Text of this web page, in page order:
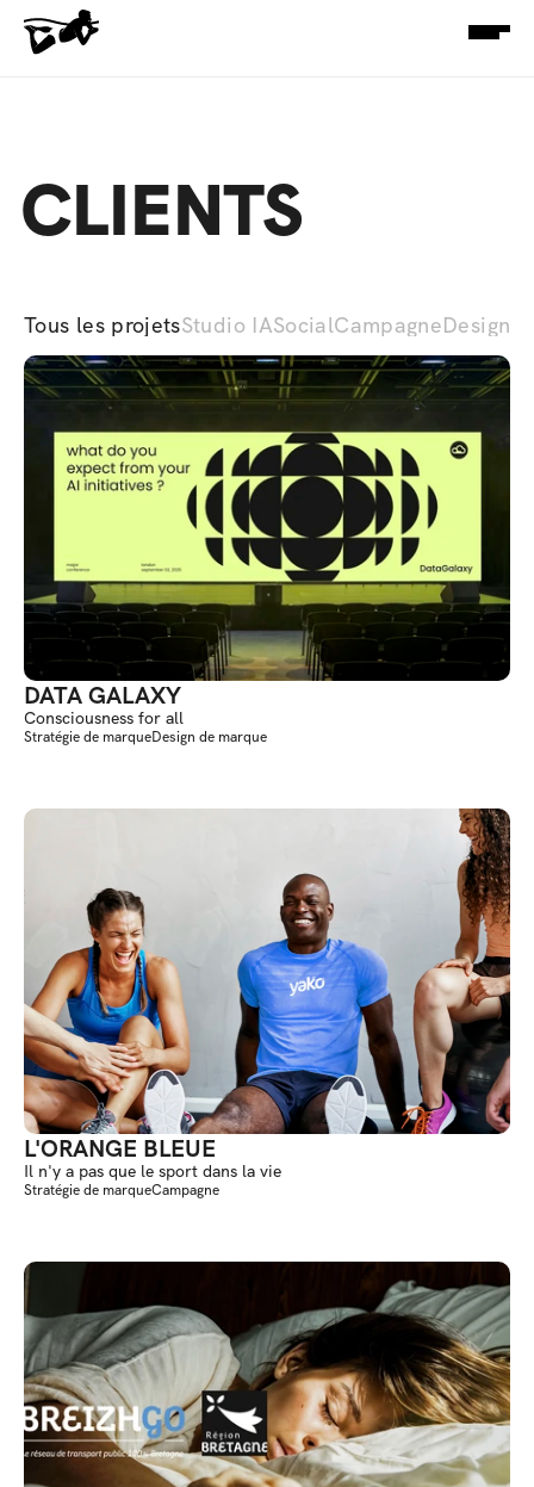
CLIENTS
Tous les projetsStudio IASocialCampagneDesign
DATA GALAXY
Consciousness for all
Stratégie de marqueDesign de marque
L'ORANGE BLEUE
Il n'y a pas que le sport dans la vie
Stratégie de marqueCampagne